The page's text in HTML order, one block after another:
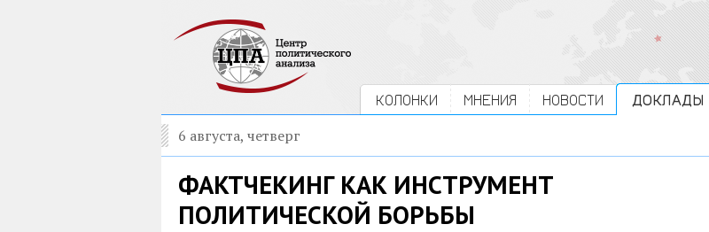
КОЛОНКИ МНЕНИЯ НОВОСТИ ДОКЛАДЫ
6 августа, четверг
ФАКТЧЕКИНГ КАК ИНСТРУМЕНТ
ПОЛИТИЧЕСКОЙ БОРЬБЫ